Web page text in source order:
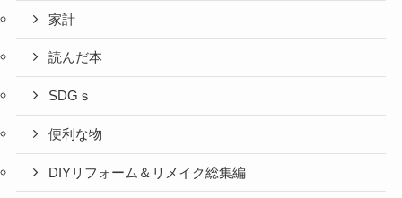
家計
読んだ本
SDGｓ
便利な物
DIYリフォーム＆リメイク総集編